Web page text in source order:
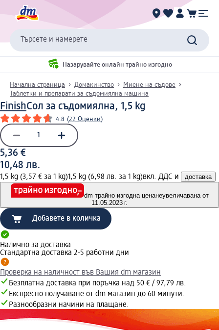
Търсете и намерете
Пазарувайте онлайн трайно изгодно
Начална страница Домакинство
Миене на съдове
Таблетки и препарати за съдомиялна машина
FinishСол за съдомиялна, 1,5 kg
4.8 (22 Оценки)
5,36 €
10,48 лв.
1,5 kg (3,57 € за 1 kg)1,5 kg (6,98 лв. за 1 kg)вкл. ДДС и доставка
dm трайно изгодна ценанеувеличавана от
11.05.2023 г.
Добавете в количка
Налично за доставка
Стандартна доставка 2-5 работни дни
Проверка на наличност във Вашия dm магазин
Безплатна доставка при поръчка над 50 € / 97,79 лв.
Експресно получаване от dm магазин до 60 минути.
Разнообразни начини на плащане.